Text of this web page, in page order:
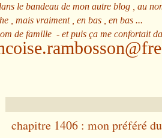
le bandeau de mon autre blog , au
, mais vraiment , en bas , en bas ...
de famille - et puis ça me confortait
chapitre 1406 : mon préféré